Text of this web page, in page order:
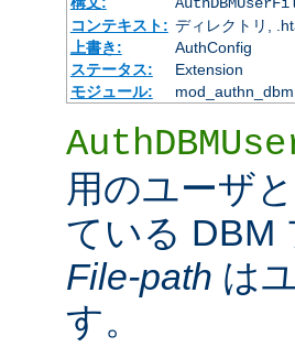
コンテキスト: ディレクトリ,
上書き:
AuthConfig
ステータス:
Extension
モジュール:
mod_authn_dbm
用のユーザ
ている DBM
File-path は
す。